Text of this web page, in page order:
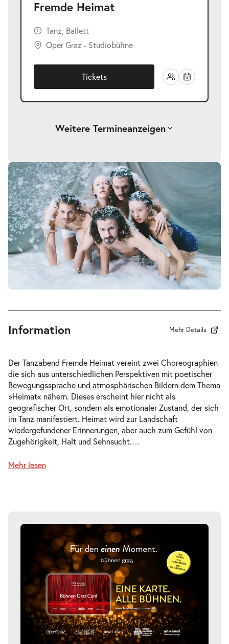
Fremde Heimat
Tanz, Ballett
Oper Graz - Studiobühne
Tickets
Weitere Termineanzeigen
Fremde Heimat-
Sa.
27.02.2027
Sa. 27.02.2027
20:00–21:00 Uhr
Tickets
Fremde Heimat-
Mi.
Tickets
Fremde Heimat-
Do.
04.03.2027
Do. 04.03.2027
20:00–21:00 Uhr
Tickets
Fremde Heimat -
Do.
11.03.2027
Do. 11.03.2027
20:00–21:00 Uhr
Information Mehr Details
Der Tanzabend Fremde Heimat vereint zwei Choreographien
die sich aus unterschiedlichen Perspektiven mit poetischer
Bewegungssprache und atmosphärischen Bildern dem Thema
»Heimat« nähern. Dieses erscheint hier nicht als
geografischer Ort, sondern als emotionaler Zustand, der sich
im Tanz manifestiert. Heimat wird zur Landschaft
wiedergefundener Erinnerungen, aber auch zum Gefühl von
Zugehörigkeit, Halt und Sehnsucht.…
Mehr lesen